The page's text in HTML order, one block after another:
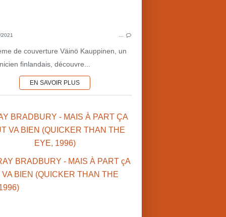
HISTOIRE DU 19ÈME S.
de couverture Väinö Kauppinen, un
finlandais, découvre...
EN SAVOIR PLUS
BRADBURY - MAIS À PART ÇA
VA BIEN (QUICKER THAN THE
EYE, 1996)
INVENTIONS
VOYAGES DANS LE TEMPS